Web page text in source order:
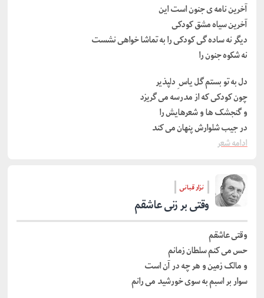
آخرین نامه ی جنون است این
آخرین سیاه مشق کودکی
دیگر نه ساده گی کودکی را به تماشا خواهی نشست
نه شکوه جنون را
دل به تو بستم گل یاس ِ دلپذیر
چون کودکی که از مدرسه می گریزد
و گنجشک ها و شعرهایش را
در جیب شلوارش پنهان می کند
ادامه شعر
نزار قبانی
وقتی بر زنی عاشقم
وقتی عاشقم
حس می کنم سلطان زمانم
و مالک زمین و هر چه در آن است
سوار بر اسبم به سوی خورشید می رانم